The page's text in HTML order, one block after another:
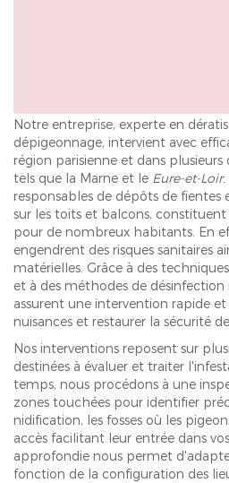
Notre entreprise, experte en
dépigeonnage, intervient avec
région parisienne et dans
tels que la Marne et le Eure-et-Loir.
responsables de dépôts de
sur les toits et balcons,
pour de nombreux habitants. En
engendrent des risques sanitaires
matérielles. Grâce à des
et à des méthodes de désinfection
assurent une intervention rapide
nuisances et restaurer la sécurité
Nos interventions reposent sur
destinées à évaluer et traiter
temps, nous procédons à une
zones touchées pour identifier
nidification, les fosses où les
accès facilitant leur entrée dans
approfondie nous permet
fonction de la configuration des